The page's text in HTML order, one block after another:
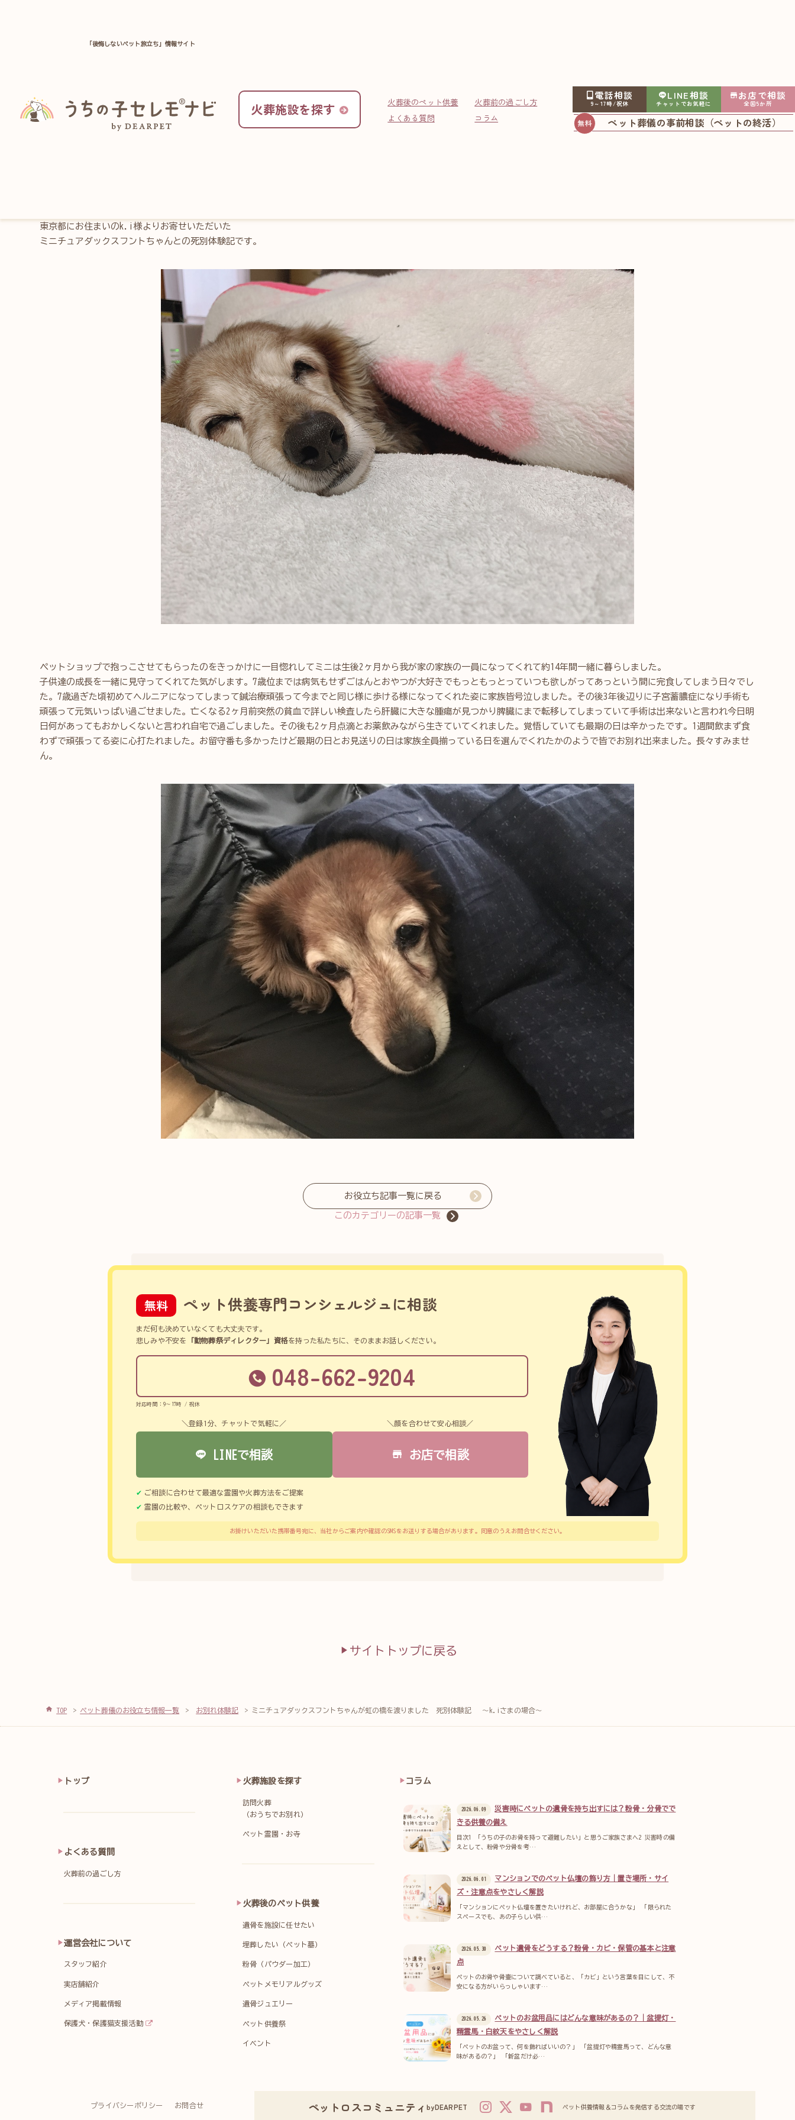
「後悔しないペット旅立ち」情報サイト
火葬施設を探す 火葬後のペット供養
火葬前の過ごし方
よくある質問
コラム
電話相談
9～17時/祝休
LINE相談
チャットでお気軽に
お店で相談
全国5か所
ペット葬儀の事前相談（ペットの終活）
お役立ち情報
ミニチュアダックスフントちゃんが虹の橋を渡りました 死別体験記 ～k.i
東京都にお住まいのk.i様よりお寄せいただいた
ミニチュアダックスフントちゃんとの死別体験記です。
ペットショップで抱っこさせてもらったのをきっかけに一目惚れしてミニは生後2ヶ月から我が家の家族の一員になってくれて約14年間一緒に暮らしました。
子供達の成長を一緒に見守ってくれてた気がします。7歳位までは病気もせずごはんとおやつが大好きでもっともっとっていつも欲しがってあっという間に完食してしまう日々でし
た。7歳過ぎた頃初めてヘルニアになってしまって鍼治療頑張って今までと同じ様に歩ける様になってくれた姿に家族皆号泣しました。その後3年後辺りに子宮蓄膿症になり手術も
頑張って元気いっぱい過ごせました。亡くなる2ヶ月前突然の貧血で詳しい検査したら肝臓に大きな腫瘍が見つかり脾臓にまで転移してしまっていて手術は出来ないと言われ今日明
日何があってもおかしくないと言われ自宅で過ごしました。その後も2ヶ月点滴とお薬飲みながら生きていてくれました。覚悟していても最期の日は辛かったです。1週間飲まず食
わずで頑張ってる姿に心打たれました。お留守番も多かったけど最期の日とお見送りの日は家族全員揃っている日を選んでくれたかのようで皆でお別れ出来ました。長々すみませ
ん。
お役立ち記事一覧に戻る
このカテゴリーの記事一覧
無料 ペット供養専門コンシェルジュに相談
まだ何も決めていなくても大丈夫です。
悲しみや不安を
「動物葬祭ディレクター」資格を持った私たちに、そのままお話しください。
048-662-9204
対応時間：9～17時 / 祝休
＼登録1分、チャットで気軽に／
LINEで相談
＼顔を合わせて安心相談／
お店で相談
ご相談に合わせて最適な霊園や火葬方法をご提案
霊園の比較や、ペットロスケアの相談もできます
お掛けいただいた携帯番号宛に、当社からご案内や確認のSMSをお送りする場合があります。同意のうえお問合せください。
サイトトップに戻る
TOP ペット葬儀のお役立ち情報一覧 お別れ体験記 ミニチュアダックスフントちゃんが虹の橋を渡りました 死別体験記 ～k.iさまの場合～
トップ
よくある質問
火葬前の過ごし方
運営会社について
スタッフ紹介
実店舗紹介
メディア掲載情報
保護犬・保護猫支援活動
火葬施設を探す
訪問火葬
（おうちでお別れ）
ペット霊園・お寺
火葬後のペット供養
遺骨を施設に任せたい
埋葬したい（ペット墓）
粉骨（パウダー加工）
ペットメモリアルグッズ
遺骨ジュエリー
ペット供養祭
イベント
コラム
2026.06.09
災害時にペットの遺骨を持ち出すには？粉骨・分骨でで
きる供養の備え
目次1 「うちの子のお骨を持って避難したい」と思うご家族さまへ2 災害時の備
えとして、粉骨や分骨を考…
2026.06.01
マンションでのペット仏壇の飾り方｜置き場所・サイ
ズ・注意点をやさしく解説
「マンションにペット仏壇を置きたいけれど、お部屋に合うかな」 「限られた
スペースでも、あの子らしい供…
2026.05.30
ペット遺骨をどうする？粉骨・カビ・保管の基本と注意
点
ペットのお骨や骨壷について調べていると、「カビ」という言葉を目にして、不
安になる方がいらっしゃいます…
2026.05.26
ペットのお盆用品にはどんな意味があるの？｜盆提灯・
精霊馬・白紋天をやさしく解説
「ペットのお盆って、何を飾ればいいの？」 「盆提灯や精霊馬って、どんな意
味があるの？」 「新盆だけ必…
プライバシーポリシー お問合せ ペットロスコミュニティbyDEARPET ペット供養情報＆コラムを発信する交流の場です